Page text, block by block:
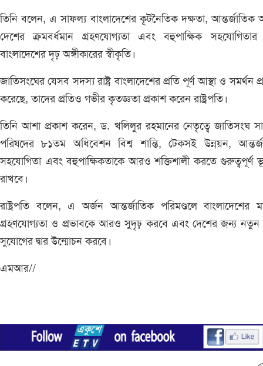
তিনি বলেন, এ সাফল্য বাংলাদেশের কূটনৈতিক দক্ষতা, আন্তর্জাতিক
দেশের ক্রমবর্ধমান গ্রহণযোগ্যতা এবং বহুপাক্ষিক সহযোগিতার
বাংলাদেশের দৃঢ় অঙ্গীকারের স্বীকৃতি।
জাতিসংঘের যেসব সদস্য রাষ্ট্র বাংলাদেশের প্রতি পূর্ণ আস্থা ও সমর্থন
করেছে, তাদের প্রতিও গভীর কৃতজ্ঞতা প্রকাশ করেন রাষ্ট্রপতি।
তিনি আশা প্রকাশ করেন, ড. খলিলুর রহমানের নেতৃত্বে জাতিসংঘ
পরিষদের ৮১তম অধিবেশন বিশ্ব শান্তি, টেকসই উন্নয়ন,
সহযোগিতা এবং বহুপাক্ষিকতাকে আরও শক্তিশালী করতে গুরুত্বপূর্ণ
রাখবে।
রাষ্ট্রপতি বলেন, এ অর্জন আন্তর্জাতিক পরিমণ্ডলে বাংলাদেশের
গ্রহণযোগ্যতা ও প্রভাবকে আরও সুদৃঢ় করবে এবং দেশের জন্য
সুযোগের দ্বার উন্মোচন করবে।
এমআর//